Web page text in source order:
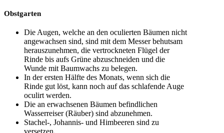
Obstgarten
Die Augen, welche an den oculierten Bäumen nicht
angewachsen sind, sind mit dem Messer behutsam
herauszunehmen, die vertrockneten Flügel der
Rinde bis aufs Grüne abzuschneiden und die
Wunde mit Baumwachs zu belegen.
In der ersten Hälfte des Monats, wenn sich die
Rinde gut löst, kann noch auf das schlafende Auge
oculirt werden.
Die an erwachsenen Bäumen befindlichen
Wasserreiser (Räuber) sind abzunehmen.
Stachel-, Johannis- und Himbeeren sind zu
versetzen.